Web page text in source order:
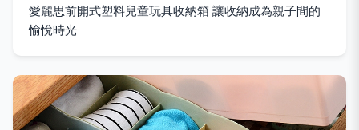
愛麗思前開式塑料兒童玩具收納箱 讓收納成為親子間的
愉悅時光